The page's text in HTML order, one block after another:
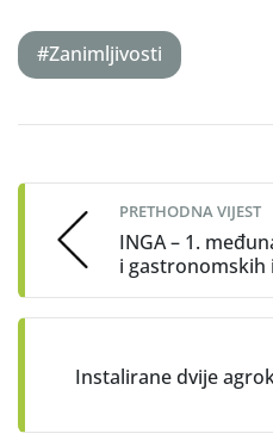
#Zanimljivosti
navigation
PRETHODNA VIJEST
INGA – 1.
i gastronomskih
Instalirane dvije